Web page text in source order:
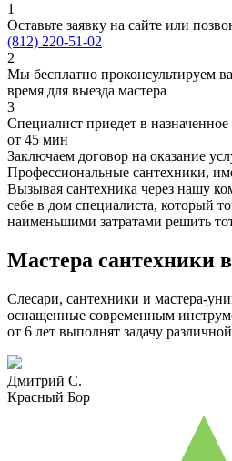
1
Оставьте заявку на сайте или
(812) 220-51-02
2
Мы бесплатно проконсультируем
время для выезда мастера
3
Специалист приедет в
от 45 мин
Заключаем договор на оказание
Профессиональные сантехники,
Вызывая сантехника через нашу
себе в дом специалиста, который
наименьшими затратами решить
Мастера сантехники
Слесари, сантехники и мастера-
оснащенные современным
от 6 лет выполнят задачу
Дмитрий С.
Красный Бор